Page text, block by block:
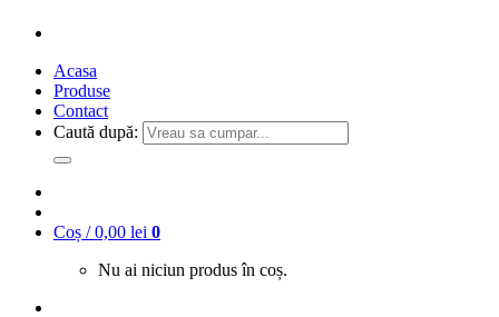
Acasa
Produse
Contact
Caută după:
Coș /0,00 lei 0
Nu ai niciun produs în coș.